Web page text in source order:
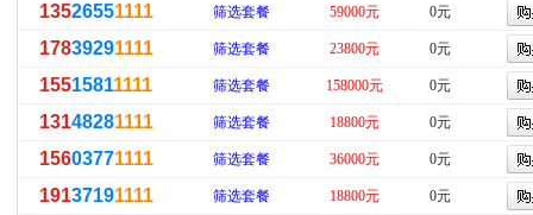
13526551111 筛选套餐 59000元 0元
17839291111 筛选套餐 23800元 0元
15515811111 筛选套餐 158000元 0元
13148281111 筛选套餐 18800元 0元
15603771111 筛选套餐 36000元 0元
19137191111 筛选套餐 18800元 0元